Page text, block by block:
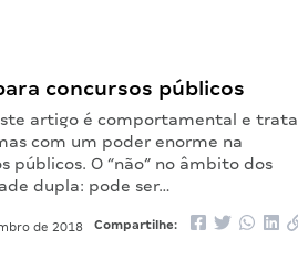
concursos públicos
artigo é comportamental e trata
com um poder enorme na
públicos. O “não” no âmbito dos
dupla: pode ser…
de 2018 Compartilhe: